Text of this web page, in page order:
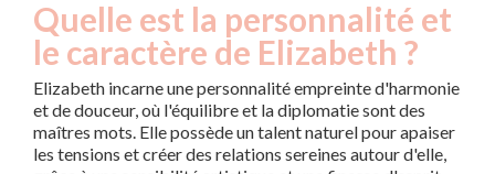
Quelle est la personnalité et
le caractère de Elizabeth ?
Elizabeth incarne une personnalité empreinte d'harmonie
et de douceur, où l'équilibre et la diplomatie sont des
maîtres mots. Elle possède un talent naturel pour apaiser
les tensions et créer des relations sereines autour d'elle,